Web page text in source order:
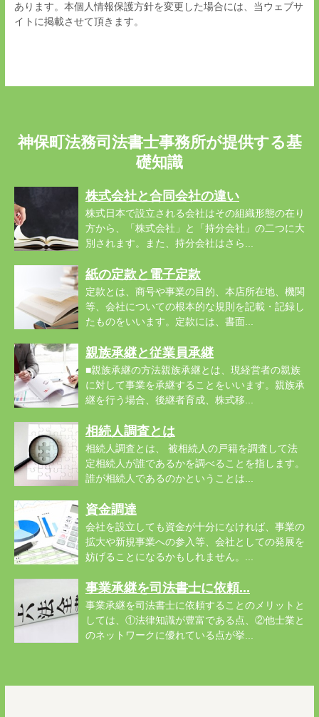
あります。本個人情報保護方針を変更した場合には、当ウェブサ
イトに掲載させて頂きます。
神保町法務司法書士事務所が提供する基
礎知識
株式会社と合同会社の違い
株式日本で設立される会社はその組織形態の在り
方から、「株式会社」と「持分会社」の二つに大
別されます。また、持分会社はさら...
紙の定款と電子定款
定款とは、商号や事業の目的、本店所在地、機関
等、会社についての根本的な規則を記載・記録し
たものをいいます。定款には、書面...
親族承継と従業員承継
■親族承継の方法親族承継とは、現経営者の親族
に対して事業を承継することをいいます。親族承
継を行う場合、後継者育成、株式移...
相続人調査とは
相続人調査とは、 被相続人の戸籍を調査して法
定相続人が誰であるかを調べることを指します。
誰が相続人であるのかということは...
資金調達
会社を設立しても資金が十分になければ、事業の
拡大や新規事業への参入等、会社としての発展を
妨げることになるかもしれません。...
事業承継を司法書士に依頼...
事業承継を司法書士に依頼することのメリットと
しては、①法律知識が豊富である点、②他士業と
のネットワークに優れている点が挙...